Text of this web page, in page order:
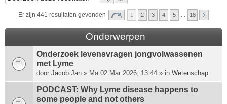
Er zijn 441 resultaten gevonden 1 2 3 4 5 18
Onderwerpen
Onderzoek levensvragen jongvolwassenen
met Lyme
door Jacob Jan » Ma 02 Mar 2026, 13:44 » in Wetenschap
PODCAST: Why Lyme disease happens to
some people and not others